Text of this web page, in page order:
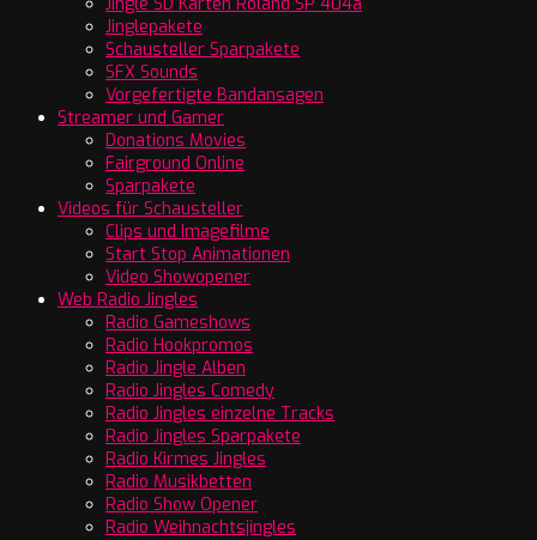
Jinglepakete
Schausteller Sparpakete
SFX Sounds
Vorgefertigte Bandansagen
Streamer und Gamer
Donations Movies
Fairground Online
Sparpakete
Videos für Schausteller
Clips und Imagefilme
Start Stop Animationen
Video Showopener
Web Radio Jingles
Radio Gameshows
Radio Hookpromos
Radio Jingle Alben
Radio Jingles Comedy
Radio Jingles einzelne Tracks
Radio Jingles Sparpakete
Radio Kirmes Jingles
Radio Musikbetten
Radio Show Opener
Radio Weihnachtsjingles